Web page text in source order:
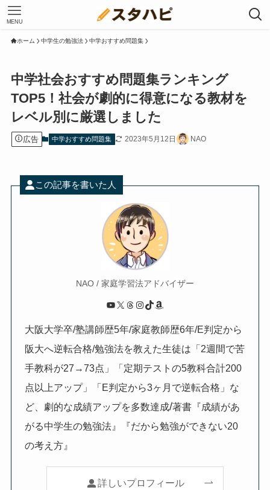
MENU
ホーム 中学生の勉強法 中学おすすめ問題集
中学社会おすすめ問題集ランキング
TOP5！社会が劇的に得意になる教材を
レベル別に厳選しました
広告 中学おすすめ問題集 2023年5月12日 NAO
この記事を書いた人
NAO / 家庭学習法アドバイザー
YouTube
X Threads
Instagram
TikTokAmazon
大阪大学卒/塾講師歴5年/家庭教師歴6年/E判定から
阪大へ逆転合格/勉強法を教えた生徒は「2週間で苦
手教科が27→73点」「定期テストの5教科合計200
点以上アップ」「E判定から3ヶ月で逆転合格」な
ど、劇的な成績アップを多数達成/著書『成績があ
がる中学生の勉強法』『だから勉強ができない20
の考え方』
詳しいプロフィール